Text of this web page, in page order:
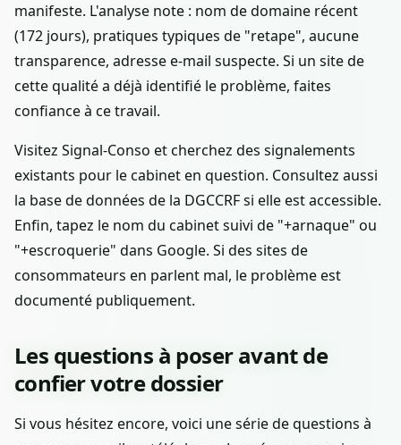
manifeste. L'analyse note : nom de domaine récent
(172 jours), pratiques typiques de "retape", aucune
transparence, adresse e-mail suspecte. Si un site de
cette qualité a déjà identifié le problème, faites
confiance à ce travail.
Visitez Signal-Conso et cherchez des signalements
existants pour le cabinet en question. Consultez aussi
la base de données de la DGCCRF si elle est accessible.
Enfin, tapez le nom du cabinet suivi de "+arnaque" ou
"+escroquerie" dans Google. Si des sites de
consommateurs en parlent mal, le problème est
documenté publiquement.
Les questions à poser avant de
confier votre dossier
Si vous hésitez encore, voici une série de questions à